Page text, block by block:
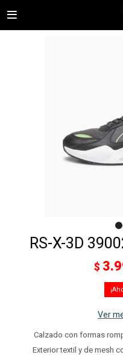

RS-X-3D
$
Ver
Calzado con formas
Exterior textil y de mesh